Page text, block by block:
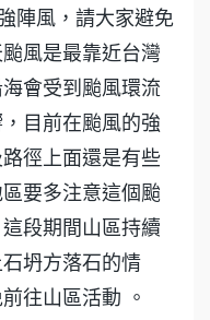
陣風，請大家避免
風是最靠近台灣
會受到颱風環流
目前在颱風的強
徑上面還是有些
要多注意這個颱
段期間山區持續
坍方落石的情
往山區活動 。